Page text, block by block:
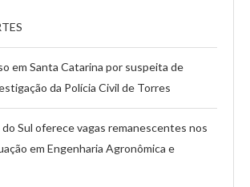
em Santa Catarina por suspeita de
da Polícia Civil de Torres
do Sul oferece vagas remanescentes nos
em Engenharia Agronômica e